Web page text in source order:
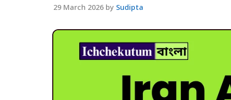
29 March 2026 by Sudipta